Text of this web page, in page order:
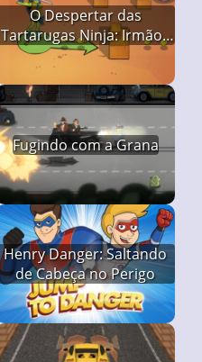
O Despertar das
Tartarugas Ninja: Irmãos
Tartaruga
Fugindo com a Grana
Henry Danger: Saltando
de Cabeça no Perigo